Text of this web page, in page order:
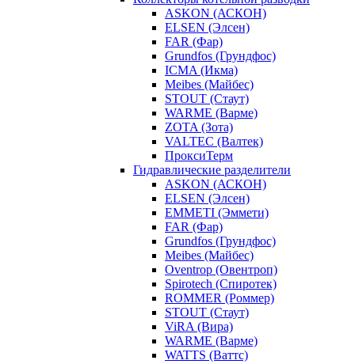
ASKON (АСКОН)
ELSEN (Элсен)
FAR (Фар)
Grundfos (Грундфос)
ICMA (Икма)
Meibes (Майбес)
STOUT (Стаут)
WARME (Варме)
ZOTA (Зота)
VALTEC (Валтек)
ПроксиТерм
Гидравлические разделители
ASKON (АСКОН)
ELSEN (Элсен)
EMMETI (Эммети)
FAR (Фар)
Grundfos (Грундфос)
Meibes (Майбес)
Oventrop (Овентроп)
Spirotech (Спиротек)
ROMMER (Роммер)
STOUT (Стаут)
ViRA (Вира)
WARME (Варме)
WATTS (Ваттс)